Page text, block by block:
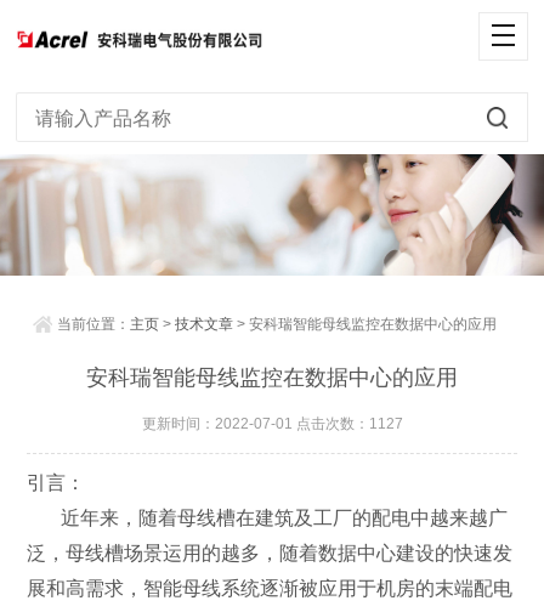
当前位置： 主页 >技术文章 > 安科瑞智能母线监控在数据中心的应用
安科瑞智能母线监控在数据中心的应用
更新时间：2022-07-01 点击次数：1127
引言：
近年来，随着母线槽在建筑及工厂的配电中越来越广
泛，母线槽场景运用的越多，随着数据中心建设的快速发
展和高需求，智能母线系统逐渐被应用于机房的末端配电